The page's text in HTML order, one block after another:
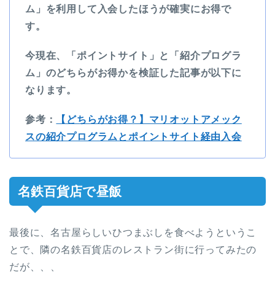
ム」を利用して入会したほうが確実にお得で
す。
今現在、「ポイントサイト」と「紹介プログラ
ム」のどちらがお得かを検証した記事が以下に
なります。
参考：
【どちらがお得？】マリオットアメック
スの紹介プログラムとポイントサイト経由入会
名鉄百貨店で昼飯
最後に、名古屋らしいひつまぶしを食べようというこ
とで、隣の名鉄百貨店のレストラン街に行ってみたの
だが、、、